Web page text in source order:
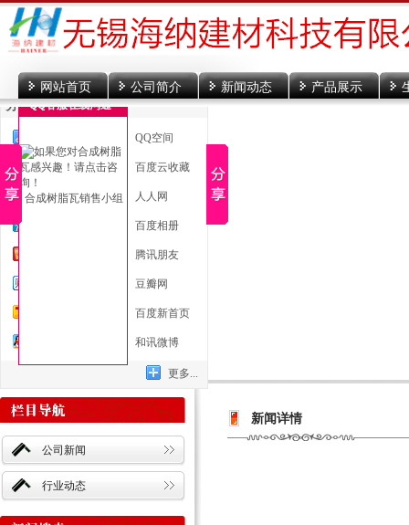
网站首页 公司简介 新闻动态 产品展示
新闻详情
公司新闻
行业动态
分享到
QQ空间
新浪微博 百度云收藏
微信 人人网
百度相册
腾讯朋友
豆瓣网
百度新首页
和讯微博
更多...
QQ客服在线沟通
合成树脂瓦销售小组